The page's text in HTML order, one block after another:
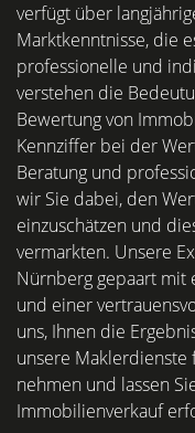
verfügt über
Marktkenntnisse, die
professionelle und
verstehen die
Bewertung von
Kennziffer bei der
Beratung und
wir Sie dabei, den
einzuschätzen und
vermarkten. Unsere
Nürnberg gepaart mit
und einer
uns, Ihnen die
unsere Maklerdienste
nehmen und lassen
Immobilienverkauf